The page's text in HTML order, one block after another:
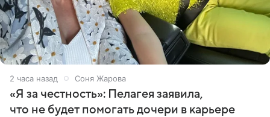
2 часа назад Соня Жарова
«Я за честность»: Пелагея заявила,
что не будет помогать дочери в карьере